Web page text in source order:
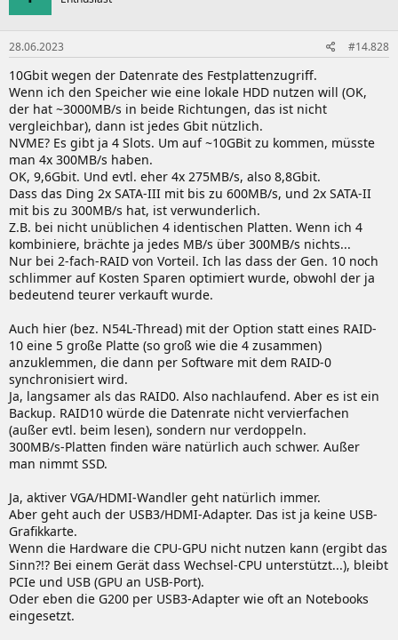
28.06.2023 #14.828
10Gbit wegen der Datenrate des Festplattenzugriff.
Wenn ich den Speicher wie eine lokale HDD nutzen will (OK,
der hat ~3000MB/s in beide Richtungen, das ist nicht
vergleichbar), dann ist jedes Gbit nützlich.
NVME? Es gibt ja 4 Slots. Um auf ~10GBit zu kommen, müsste
man 4x 300MB/s haben.
OK, 9,6Gbit. Und evtl. eher 4x 275MB/s, also 8,8Gbit.
Dass das Ding 2x SATA-III mit bis zu 600MB/s, und 2x SATA-II
mit bis zu 300MB/s hat, ist verwunderlich.
Z.B. bei nicht unüblichen 4 identischen Platten. Wenn ich 4
kombiniere, brächte ja jedes MB/s über 300MB/s nichts...
Nur bei 2-fach-RAID von Vorteil. Ich las dass der Gen. 10 noch
schlimmer auf Kosten Sparen optimiert wurde, obwohl der ja
bedeutend teurer verkauft wurde.
Auch hier (bez. N54L-Thread) mit der Option statt eines RAID-
10 eine 5 große Platte (so groß wie die 4 zusammen)
anzuklemmen, die dann per Software mit dem RAID-0
synchronisiert wird.
Ja, langsamer als das RAID0. Also nachlaufend. Aber es ist ein
Backup. RAID10 würde die Datenrate nicht vervierfachen
(außer evtl. beim lesen), sondern nur verdoppeln.
300MB/s-Platten finden wäre natürlich auch schwer. Außer
man nimmt SSD.
Ja, aktiver VGA/HDMI-Wandler geht natürlich immer.
Aber geht auch der USB3/HDMI-Adapter. Das ist ja keine USB-
Grafikkarte.
Wenn die Hardware die CPU-GPU nicht nutzen kann (ergibt das
Sinn?!? Bei einem Gerät dass Wechsel-CPU unterstützt...), bleibt
PCIe und USB (GPU an USB-Port).
Oder eben die G200 per USB3-Adapter wie oft an Notebooks
eingesetzt.